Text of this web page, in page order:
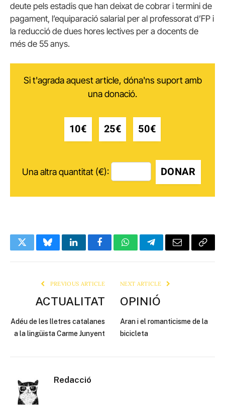
deute pels estadis que han deixat de cobrar i termini de
pagament, l’equiparació salarial per al professorat d’FP i
la reducció de dues hores lectives per a docents de
més de 55 anys.
Si t'agrada aquest article, dóna'ns suport amb
una donació.
10€ 25€ 50€
Una altra quantitat (€): DONAR
TwitterBlueskyLinkedInFacebookWhatsAppTelegramEmail Copy
PREVIOUS ARTICLE
ACTUALITAT
Adéu de les lletres catalanes
a la lingüista Carme Junyent
NEXT ARTICLE
OPINIÓ
Aran i el romanticisme de la
bicicleta
Redacció